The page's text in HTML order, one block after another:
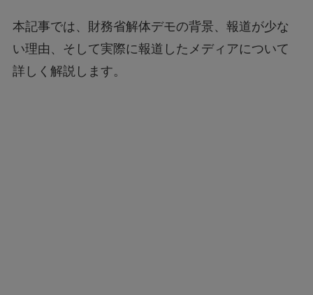
本記事では、財務省解体デモの背景、報道が少な
い理由、そして実際に報道したメディアについて
詳しく解説します。